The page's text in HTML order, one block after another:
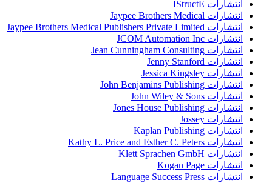
انتشارات IStructE
انتشارات Jaypee Brothers Medical
انتشارات Jaypee Brothers Medical Publishers Private Limited
انتشارات JCOM Automation Inc
انتشارات Jean Cunningham Consulting
انتشارات Jenny Stanford
انتشارات Jessica Kingsley
انتشارات John Benjamins Publishing
انتشارات John Wiley & Sons
انتشارات Jones House Publishing
انتشارات Jossey
انتشارات Kaplan Publishing
انتشارات Kathy L. Price and Esther C. Peters
انتشارات Klett Sprachen GmbH
انتشارات Kogan Page
انتشارات Language Success Press